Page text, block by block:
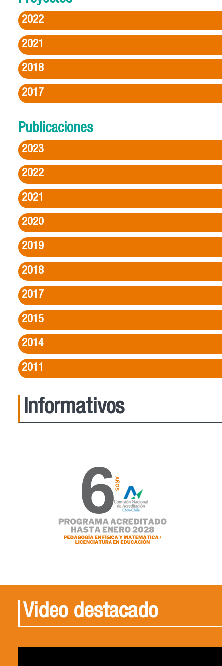
2022
2021
2018
2017
Publicaciones
2023
2022
2021
2020
2019
2018
2017
2015
2014
2011
Informativos
Video destacado